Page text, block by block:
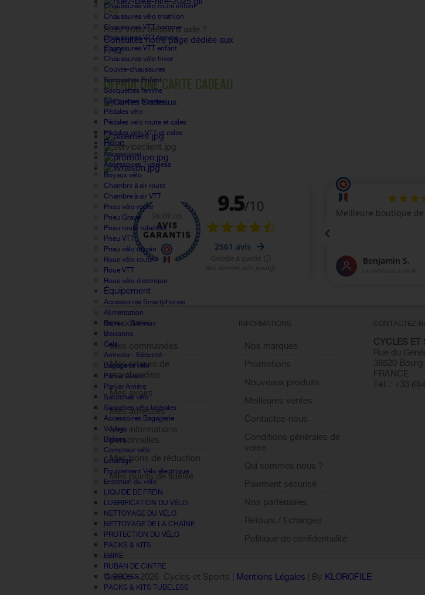
Chaussures vélo route enfant
Chaussures vélo triathlon
Chaussures VTT homme
Chaussures VTT femme
Chaussures VTT enfant
Chaussures vélo hiver
Couvre-chaussures
Socquettes Enfant
Socquettes femme
Socquettes homme
Pédales vélo
Pédales velo route et cales
Pédales velo VTT et cales
Roue
Accessoires
Accessoires Tubeless
Boyaux vélo
Chambre à air route
Chambre à air VTT
Pneu vélo route
Pneu Gravel
Pneu route tubeless
Pneu VTT
Pneu vélo urbain
Roue vélo route
Roue VTT
Roue vélo électrique
Équipement
Accessoires Smartphones
Alimentation
Barres - Gateaux
Boissons
Gels
Antivols - Sécurité
Bagagerie vélo
Panier Avant
Panier Arrière
Sacoches vélo
Sacoches vélo latérales
Accessoires Bagagerie
Voyage
Bidons
Compteur vélo
Éclairage
Equipement Vélo électrique
Entretien du vélo
LIQUIDE DE FREIN
LUBRIFICATION DU VÉLO
NETTOYAGE DU VÉLO
NETTOYAGE DE LA CHAÎNE
PROTECTION DU VÉLO
PACKS & KITS
EBIKE
RUBAN DE CINTRE
TUBELESS
PACKS & KITS TUBELESS
FAQ
Avez vous besoin d'aide ?
Consultez notre page dédiée aux
FAQ.
OFFRIR UNE CARTE CADEAU
MON COMPTE
Mes commandes
Mes retours de
marchandise
Mes avoirs
Mes adresses
Mes informations
personnelles
Mes bons de réduction
Mes points de fidélité
Sign out
INFORMATIONS
Nos marques
Promotions
Nouveaux produits
Meilleures ventes
Contactez-nous
Conditions générales de
vente
Qui sommes nous ?
Paiement sécurisé
Nos partenaires
Retours / Echanges
Politique de confidentialité
CONTACTEZ-
CYCLES ET
Rue du
38520
FRANCE
Tél. : +33
© 2005 -2026 Cycles et Sports | Mentions Légales | By KLOROFILE